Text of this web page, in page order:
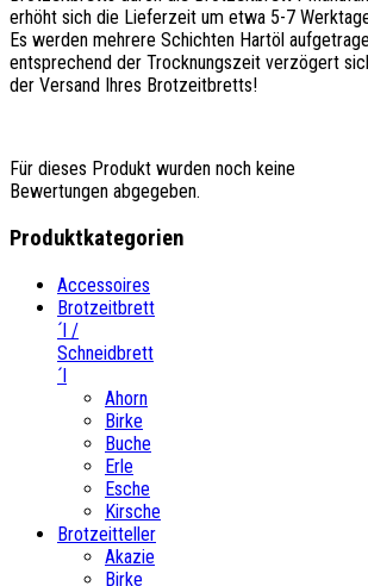
erhöht sich die Lieferzeit um etwa 5-7
Es werden mehrere Schichten Hartöl
entsprechend der Trocknungszeit verzögert
der Versand Ihres Brotzeitbretts!
Für dieses Produkt wurden noch keine
Bewertungen abgegeben.
Produktkategorien
Accessoires
Brotzeitbrett
´l /
Schneidbrett
´l
Ahorn
Birke
Buche
Erle
Esche
Kirsche
Brotzeitteller
Akazie
Birke